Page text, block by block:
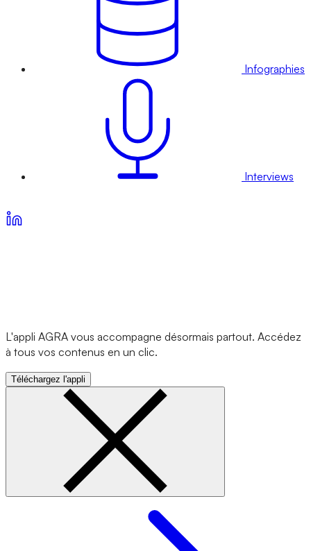
Infographies
Interviews
L'appli AGRA vous accompagne désormais partout. Accédez
à tous vos contenus en un clic.
Téléchargez l'appli